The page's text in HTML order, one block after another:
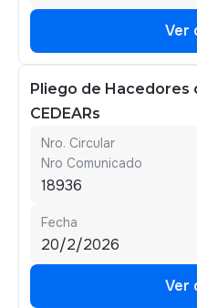
Ver
Pliego de Hacedores
CEDEARs
Nro. Circular
Nro Comunicado
18936
Fecha
20/2/2026
Ver